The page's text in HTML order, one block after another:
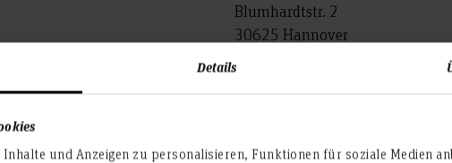
Details
und Anzeigen zu personalisieren, Funktionen für soziale Medien
Blumhardtstr. 2
30625 Hannover
jana.zehle(at)hs-